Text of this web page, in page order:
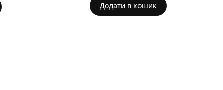
Додати в кошик